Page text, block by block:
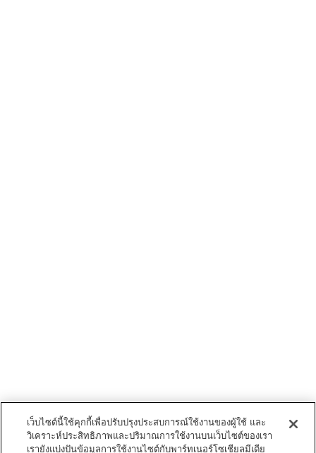
เว็บไซต์นี้ใช้คุกกี้เพื่อปรับปรุงประสบการณ์ใช้งานของผู้ใช้ และ
วิเคราะห์ประสิทธิภาพและปริมาณการใช้งานบนเว็บไซต์ของเรา
เรายังแบ่งปันข้อมูลการใช้งานไซต์กับพาร์ทเนอร์โซเชียลมีเดีย